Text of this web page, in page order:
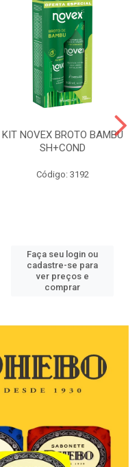
KIT NOVEX BROTO BAMBU
SH+COND
Código: 3192
Faça seu login ou
cadastre-se para
ver preços e
comprar